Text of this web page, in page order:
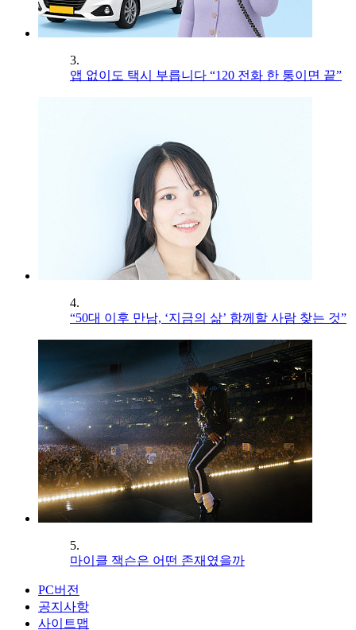
3.
앱 없이도 택시 부릅니다 “120 전화 한 통이면 끝”
4.
“50대 이후 만남, ‘지금의 삶’ 함께할 사람 찾는 것”
5.
마이클 잭슨은 어떤 존재였을까
PC버전
공지사항
사이트맵